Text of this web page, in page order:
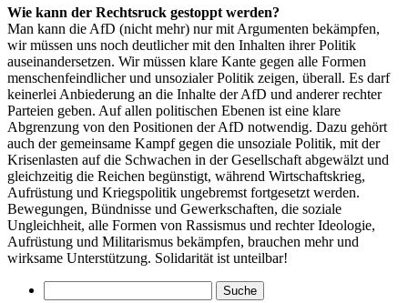
Wie kann der Rechtsruck gestoppt werden?
Man kann die AfD (nicht mehr) nur mit Argumenten bekämpfen,
wir müssen uns noch deutlicher mit den Inhalten ihrer Politik
auseinandersetzen. Wir müssen klare Kante gegen alle Formen
menschenfeindlicher und unsozialer Politik zeigen, überall. Es darf
keinerlei Anbiederung an die Inhalte der AfD und anderer rechter
Parteien geben. Auf allen politischen Ebenen ist eine klare
Abgrenzung von den Positionen der AfD notwendig. Dazu gehört
auch der gemeinsame Kampf gegen die unsoziale Politik, mit der
Krisenlasten auf die Schwachen in der Gesellschaft abgewälzt und
gleichzeitig die Reichen begünstigt, während Wirtschaftskrieg,
Aufrüstung und Kriegspolitik ungebremst fortgesetzt werden.
Bewegungen, Bündnisse und Gewerkschaften, die soziale
Ungleichheit, alle Formen von Rassismus und rechter Ideologie,
Aufrüstung und Militarismus bekämpfen, brauchen mehr und
wirksame Unterstützung. Solidarität ist unteilbar!